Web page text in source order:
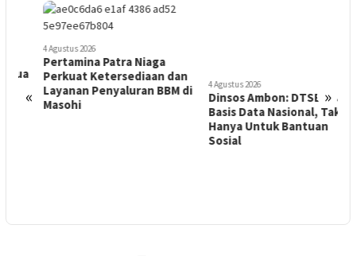
« »
4 Agustus 2026
Pertamina Patra Niaga
Perkuat Ketersediaan dan
Layanan Penyaluran BBM di
Masohi
Hanya Untuk Bantuan
Sosial